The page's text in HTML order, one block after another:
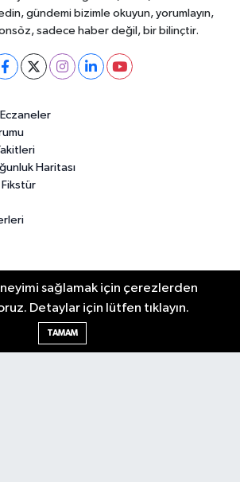
gündemi bizimle okuyun, yorumlayın,
sadece haber değil, bir bilinçtir.
Haritası
Fikstür
Gündem Yazarlar
Spor
sağlamak için çerezlerden
Detaylar için lütfen tıklayın.
TAMAM